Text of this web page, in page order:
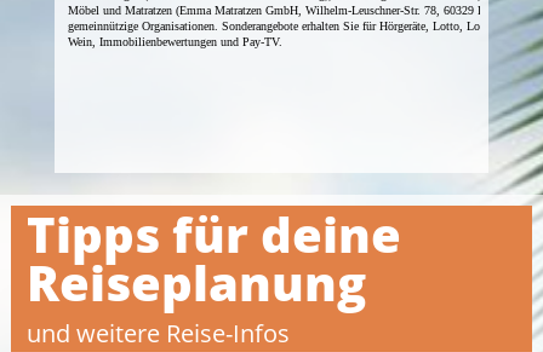
Tipps für deine
Reiseplanung
und weitere Reise-Infos